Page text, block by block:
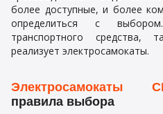
более доступные, и более
определиться с
транспортного средства,
реализует электросамокаты.
Электросамокаты
правила выбора